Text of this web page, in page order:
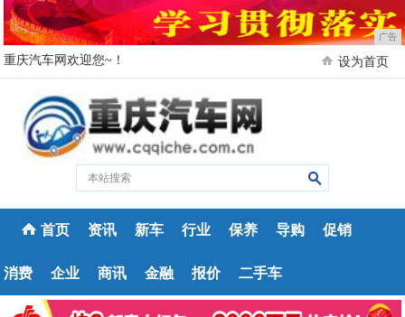
广告
重庆汽车网欢迎您~！ 设为首页
首页 资讯 新车 行业 保养 导购 促销
消费 企业 商讯 金融 报价 二手车